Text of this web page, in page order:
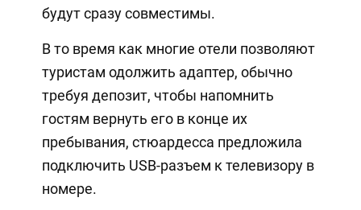
будут сразу совместимы.
В то время как многие отели позволяют
туристам одолжить адаптер, обычно
требуя депозит, чтобы напомнить
гостям вернуть его в конце их
пребывания, стюардесса предложила
подключить USB-разъем к телевизору в
номере.